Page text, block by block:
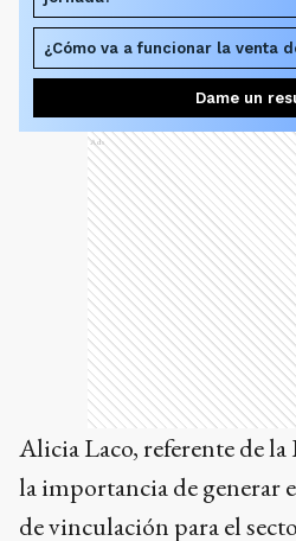
¿Cómo va a funcionar la venta
Dame un
Ads
Alicia Laco, referente de
la importancia de generar
de vinculación para el